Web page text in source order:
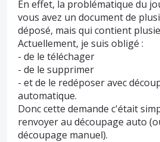
En effet, la problématique du
vous avez un document de
déposé, mais qui contient
Actuellement, je suis obligé :
- de le téléchager
- de le supprimer
- et de le redéposer avec
automatique.
Donc cette demande c'était
renvoyer au découpage auto
découpage manuel).